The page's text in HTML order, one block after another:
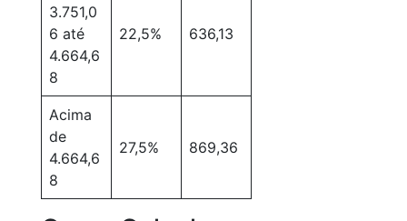
3.751,0
6 até
4.664,6
8
22,5% 636,13
Acima
de
4.664,6
8
27,5% 869,36